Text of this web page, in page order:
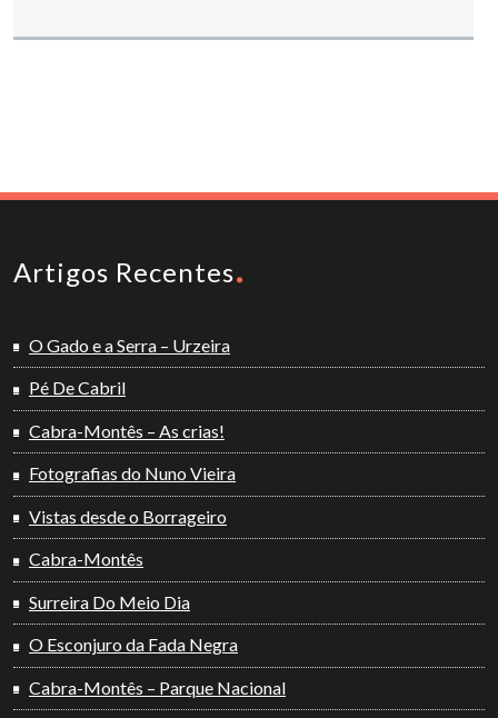
Artigos Recentes
O Gado e a Serra – Urzeira
Pé De Cabril
Cabra-Montês – As crias!
Fotografias do Nuno Vieira
Vistas desde o Borrageiro
Cabra-Montês
Surreira Do Meio Dia
O Esconjuro da Fada Negra
Cabra-Montês – Parque Nacional